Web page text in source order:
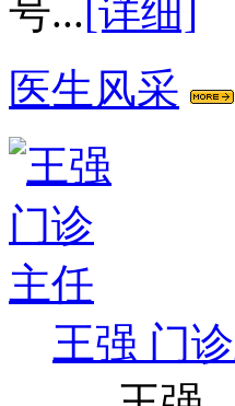
号...[详细]
医生风采
王强 门